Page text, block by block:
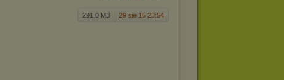
291,0 MB 29 sie 15 23:54